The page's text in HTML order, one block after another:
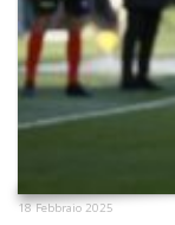
18 Febbraio 2025